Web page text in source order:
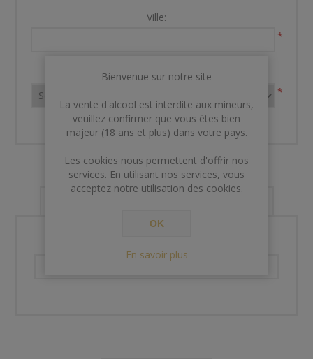
Ville:
*
Pays:
*
Bienvenue sur notre site
La vente d'alcool est interdite aux mineurs,
veuillez confirmer que vous êtes bien
majeur (18 ans et plus) dans votre pays.
Les cookies nous permettent d'offrir nos
services. En utilisant nos services, vous
acceptez notre utilisation des cookies.
OK
En savoir plus